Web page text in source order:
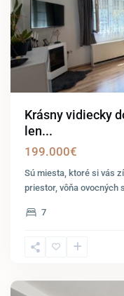
Krásny vidiecky
len...
199.000€
Sú miesta, ktoré si vás
priestor, vôňa ovocných
7
Hainburg
der